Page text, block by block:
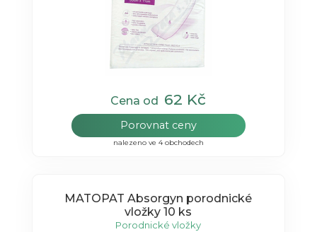
Cena od 62 Kč
Porovnat ceny
nalezeno ve 4 obchodech
MATOPAT Absorgyn porodnické
vložky 10 ks
Porodnické vložky